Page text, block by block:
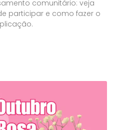
comunitário: veja
participar e como fazer o